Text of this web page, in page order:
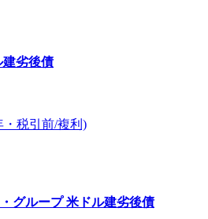
建劣後債
・税引前/複利)
グループ 米ドル建劣後債